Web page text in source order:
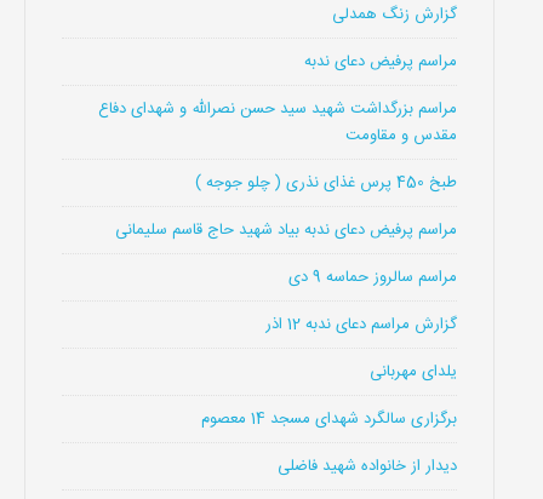
گزارش زنگ همدلی
مراسم پرفیض دعای ندبه
مراسم بزرگداشت شهید سید حسن نصرالله و شهدای دفاع
مقدس و مقاومت
طبخ 450 پرس غذای نذری ( چلو جوجه )
مراسم پرفیض دعای ندبه بیاد شهید حاج قاسم سلیمانی
مراسم سالروز حماسه 9 دی
گزارش مراسم دعای ندبه 12 اذر
یلدای مهربانی
برگزاری سالگرد شهدای مسجد 14 معصوم
دیدار از خانواده شهید فاضلی